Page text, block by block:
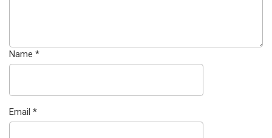
Name *
Email *